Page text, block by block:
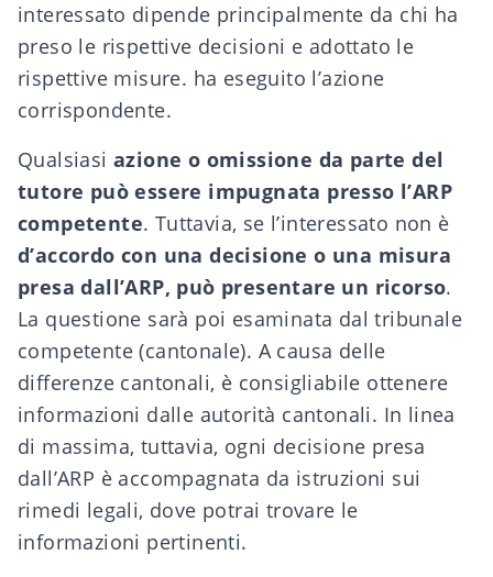
interessato dipende principalmente da chi ha
preso le rispettive decisioni e adottato le
rispettive misure. ha eseguito l’azione
corrispondente.
Qualsiasi azione o omissione da parte del
tutore può essere impugnata presso l’ARP
competente. Tuttavia, se l’interessato non è
d’accordo con una decisione o una misura
presa dall’ARP, può presentare un ricorso.
La questione sarà poi esaminata dal tribunale
competente (cantonale). A causa delle
differenze cantonali, è consigliabile ottenere
informazioni dalle autorità cantonali. In linea
di massima, tuttavia, ogni decisione presa
dall’ARP è accompagnata da istruzioni sui
rimedi legali, dove potrai trovare le
informazioni pertinenti.